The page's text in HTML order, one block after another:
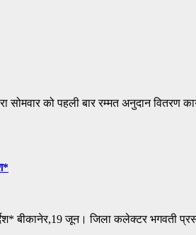
सोमवार को पहली बार रम्मत अनुदान वितरण
बीकानेर,19 जून। जिला कलेक्टर भगवती